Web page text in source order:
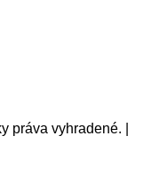
práva vyhradené.